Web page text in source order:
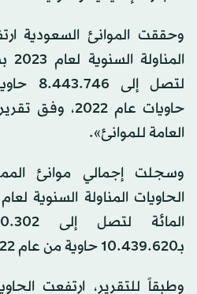
وحققت الموانئ السعودية
حاويات عام
العامة للموانئ».
وسجلت إجمالي موانئ
بـ10.439.620 حاوية من عام 2022.
وطبقاً للتقرير، ارتفعت